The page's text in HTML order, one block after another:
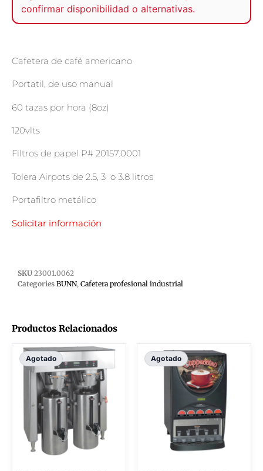
confirmar disponibilidad o alternativas.
Cafetera de café americano
Portatil, de uso manual
60 tazas por hora (8oz)
120vlts
Filtros de papel P# 20157.0001
Tolera Airpots de 2.5, 3 o 3.8 litros
Portafiltro metálico
Solicitar información
SKU 23001.0062
Categories BUNN, Cafetera profesional industrial
Productos Relacionados
Agotado Agotado